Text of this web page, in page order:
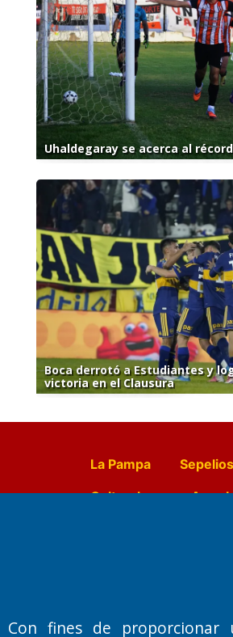
Uhaldegaray se acerca al
Boca derrotó a Estudiantes y
victoria en el Clausura
La Pampa Sepelios
Culturales
Agro
Fundado
Con fines de proporcionar